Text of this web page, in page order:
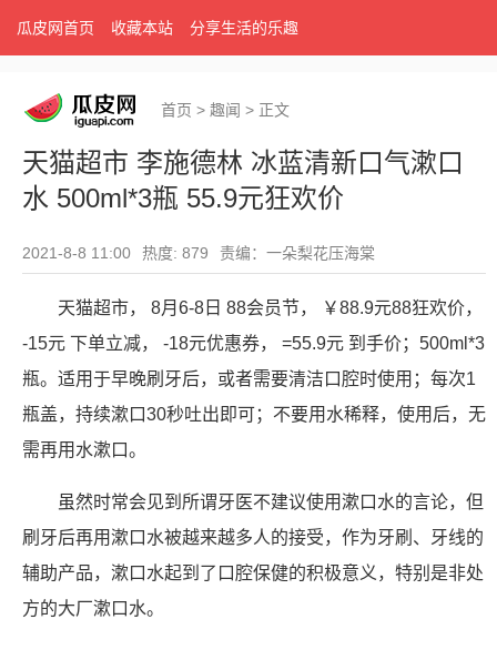
瓜皮网首页 收藏本站 分享生活的乐趣
首页 > 趣闻 > 正文
天猫超市 李施德林 冰蓝清新口气漱口
水 500ml*3瓶 55.9元狂欢价
2021-8-8 11:00 热度: 879 责编：一朵梨花压海棠
天猫超市， 8月6-8日 88会员节， ￥88.9元88狂欢价，
-15元 下单立减， -18元优惠券， =55.9元 到手价；500ml*3
瓶。适用于早晚刷牙后，或者需要清洁口腔时使用；每次1
瓶盖，持续漱口30秒吐出即可；不要用水稀释，使用后，无
需再用水漱口。
虽然时常会见到所谓牙医不建议使用漱口水的言论，但
刷牙后再用漱口水被越来越多人的接受，作为牙刷、牙线的
辅助产品，漱口水起到了口腔保健的积极意义，特别是非处
方的大厂漱口水。